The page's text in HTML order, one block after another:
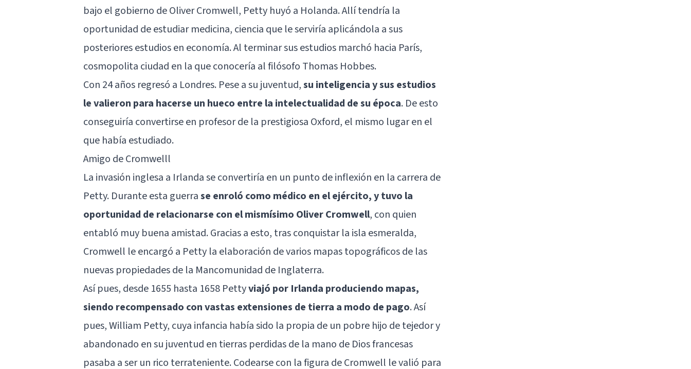
bajo el gobierno de Oliver Cromwell, Petty huyó a Holanda. Allí tendría la
oportunidad de estudiar medicina, ciencia que le serviría aplicándola a sus
posteriores estudios en economía. Al terminar sus estudios marchó hacia París,
cosmopolita ciudad en la que conocería al filósofo Thomas Hobbes.
Con 24 años regresó a Londres. Pese a su juventud,su inteligencia y sus estudios
le valieron para hacerse un hueco entre la intelectualidad de su época. De esto
conseguiría convertirse en profesor de la prestigiosa Oxford, el mismo lugar en el
que había estudiado.
Amigo de Cromwelll
La invasión inglesa a Irlanda se convertiría en un punto de inflexión en la carrera de
Petty. Durante esta guerrase enroló como médico en el ejército, y tuvo la
oportunidad de relacionarse con el mismísimo Oliver Cromwell, con quien
entabló muy buena amistad. Gracias a esto, tras conquistar la isla esmeralda,
Cromwell le encargó a Petty la elaboración de varios mapas topográficos de las
nuevas propiedades de la Mancomunidad de Inglaterra.
Así pues, desde 1655 hasta 1658 Pettyviajó por Irlanda produciendo mapas,
siendo recompensado con vastas extensiones de tierra a modo de pago. Así
pues, William Petty, cuya infancia había sido la propia de un pobre hijo de tejedor y
abandonado en su juventud en tierras perdidas de la mano de Dios francesas
pasaba a ser un rico terrateniente. Codearse con la figura de Cromwell le valió para